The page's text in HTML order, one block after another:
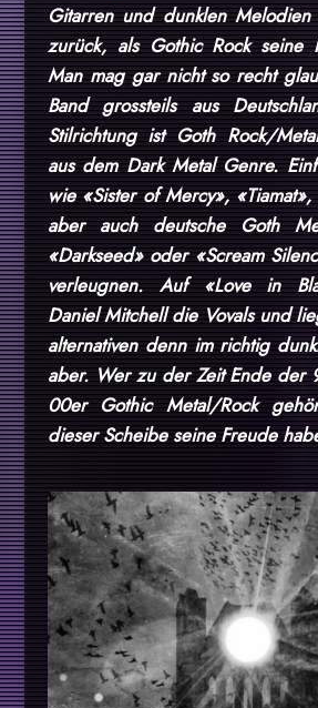
Gitarren und dunklen
zurück, als Gothic Rock seine
Man mag gar nicht so recht
Band grossteils aus
Stilrichtung ist Goth Rock/
aus dem Dark Metal Genre.
wie «Sister of Mercy», «Tiamat»,
aber auch deutsche Goth
«Darkseed» oder «Scream
verleugnen. Auf «Love in
Daniel Mitchell die Vovals und
alternativen denn im richtig
aber. Wer zu der Zeit Ende der
00er Gothic Metal/Rock
dieser Scheibe seine Freude